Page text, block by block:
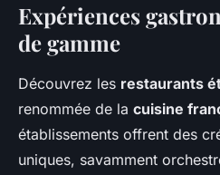
Expériences
de gamme
Découvrez les restaurants
renommée de la cuisine
établissements offrent des
uniques, savamment